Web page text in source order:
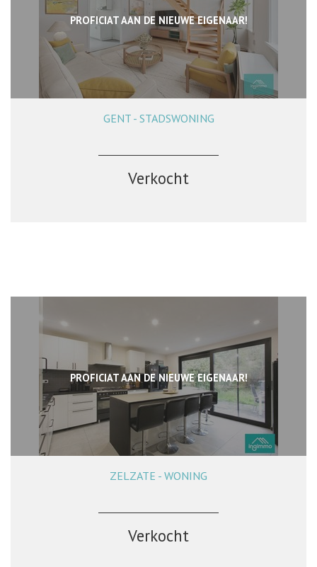
PROFICIAT AAN DE NIEUWE EIGENAAR!
155 m² 2
GENT - STADSWONING
Verkocht
PROFICIAT AAN DE NIEUWE EIGENAAR!
193 m² 4
ZELZATE - WONING
Verkocht